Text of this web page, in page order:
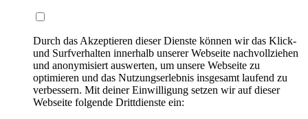
Durch das Akzeptieren dieser Dienste können wir das Klick-
und Surfverhalten innerhalb unserer Webseite nachvollziehen
und anonymisiert auswerten, um unsere Webseite zu
optimieren und das Nutzungserlebnis insgesamt laufend zu
verbessern. Mit deiner Einwilligung setzen wir auf dieser
Webseite folgende Drittdienste ein: